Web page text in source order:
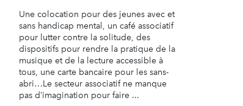
Une colocation pour des jeunes avec et
sans handicap mental, un café associatif
pour lutter contre la solitude, des
dispositifs pour rendre la pratique de la
musique et de la lecture accessible à
tous, une carte bancaire pour les sans-
abri…Le secteur associatif ne manque
pas d’imagination pour faire ...